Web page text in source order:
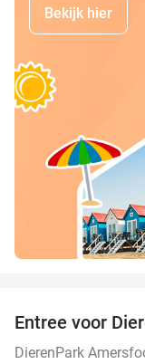
Bekijk hier
Entree voor
DierenPark